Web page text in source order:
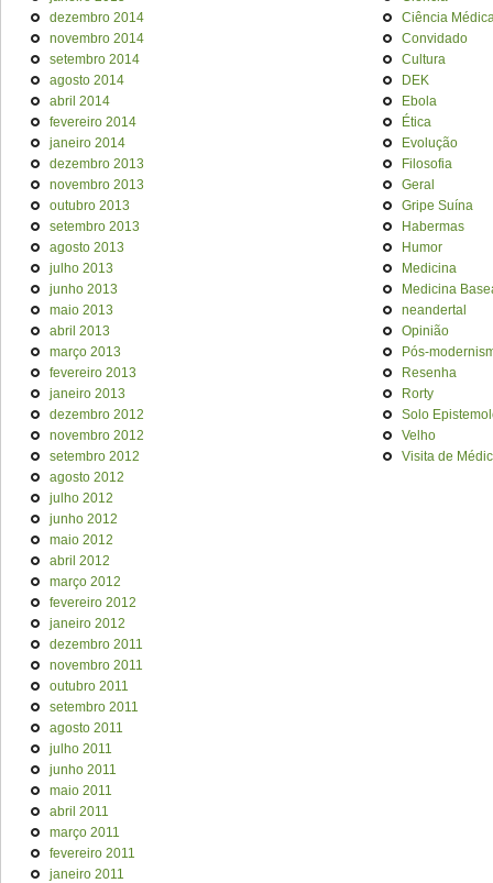
dezembro 2014
novembro 2014
setembro 2014
agosto 2014
abril 2014
fevereiro 2014
janeiro 2014
dezembro 2013
novembro 2013
outubro 2013
setembro 2013
agosto 2013
julho 2013
junho 2013
maio 2013
abril 2013
março 2013
fevereiro 2013
janeiro 2013
dezembro 2012
novembro 2012
setembro 2012
agosto 2012
julho 2012
junho 2012
maio 2012
abril 2012
março 2012
fevereiro 2012
janeiro 2012
dezembro 2011
novembro 2011
outubro 2011
setembro 2011
agosto 2011
julho 2011
junho 2011
maio 2011
abril 2011
março 2011
fevereiro 2011
janeiro 2011
Ciência
Convidado
Cultura
DEK
Ebola
Ética
Evolução
Filosofia
Geral
Gripe Suína
Habermas
Humor
Medicina
Medicina
neandertal
Opinião
Pós-
Resenha
Rorty
Solo
Velho
Visita de